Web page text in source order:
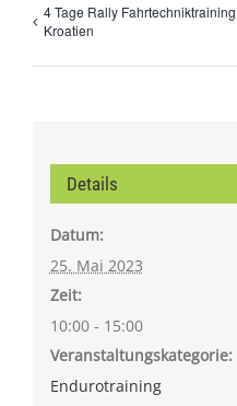
4 Tage Rally Fahrtechniktraining
Kroatien
Details
Datum:
25. Mai 2023
Zeit:
10:00 - 15:00
Veranstaltungskategorie:
Endurotraining